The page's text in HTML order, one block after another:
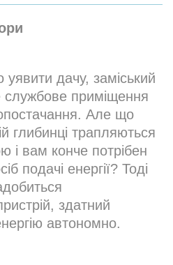
дачу, заміський
службове приміщення
Але що
глибинці трапляються
і вам конче потрібен
подачі енергії? Тоді
здатний
автономно.